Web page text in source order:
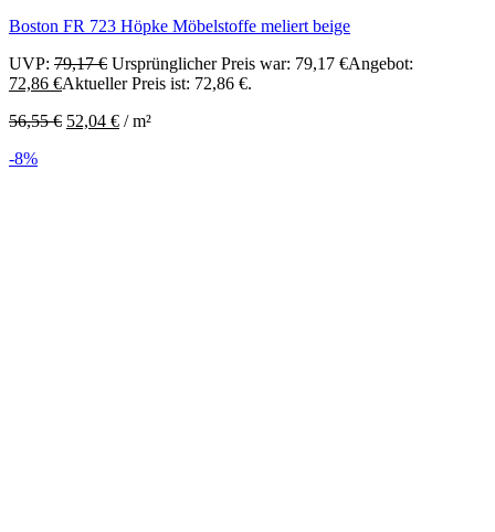
Boston FR 723 Höpke Möbelstoffe meliert beige
UVP: 79,17€ Ursprünglicher Preis war: 79,17 €Angebot:
72,86 €Aktueller Preis ist: 72,86 €.
56,55€ 52,04 € /m²
-8%